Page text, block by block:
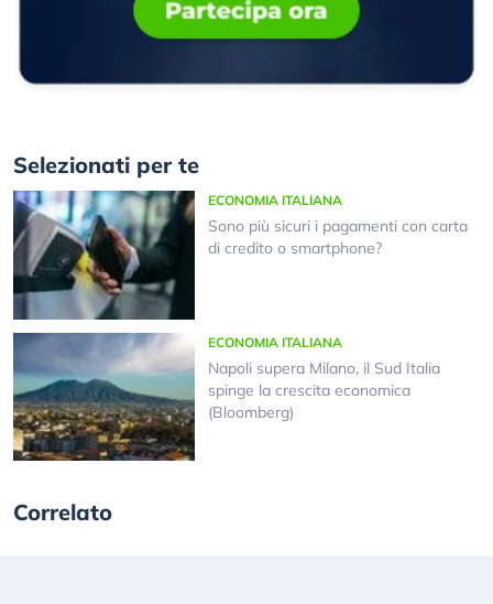
Selezionati per te
ECONOMIA ITALIANA
Sono più sicuri i pagamenti con carta
di credito o smartphone?
ECONOMIA ITALIANA
Napoli supera Milano, il Sud Italia
spinge la crescita economica
(Bloomberg)
Correlato